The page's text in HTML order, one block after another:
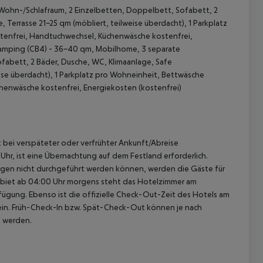
Schlafraum, 2 Einzelbetten, Doppelbett, Sofabett, 2
Terrasse 21-25 qm (möbliert, teilweise überdacht), 1 Parkplatz
Handtuchwechsel, Küchenwäsche kostenfrei,
(CB4) - 36-40 qm, Mobilhome, 3 separate
2 Bäder, Dusche, WC, Klimaanlage, Safe
überdacht), 1 Parkplatz pro Wohneinheit, Bettwäsche
kostenfrei, Energiekosten (kostenfrei)
bei verspäteter oder verfrühter Ankunft/Abreise
ist eine Übernachtung auf dem Festland erforderlich.
nicht durchgeführt werden können, werden die Gäste für
ab 04:00 Uhr morgens steht das Hotelzimmer am
Ebenso ist die offizielle Check-Out-Zeit des Hotels am
Früh-Check-In bzw. Spät-Check-Out können je nach
werden.